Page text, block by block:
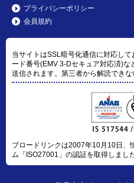
プライバシーポリシー
会員規約
当サイトはSSL暗号化通信に対応し
ード番号(EMV 3-Dセキュア対応済)
送信されます。第三者から解読できな
ブロードリンクは2007年10月10日、
ム「ISO27001」の認証を取得しました